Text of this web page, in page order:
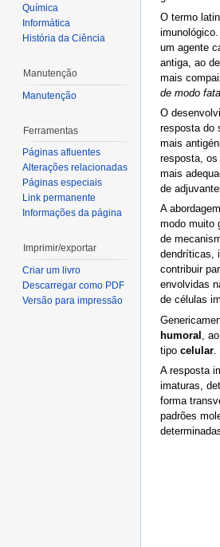
O termo
um agente
antiga, ao
mais
de modo
O
resposta do
mais
resposta, os
mais
de
A
modo muito
de
dendríticas,
contribuir
envolvidas
de células
humoral
,
tipo celular
A resposta
imaturas,
forma
padrões
Química
Informática
História da Ciência
Manutenção
Manutenção
Ferramentas
Páginas afluentes
Alterações relacionadas
Páginas especiais
Link permanente
Informações da página
Imprimir/exportar
Criar um livro
Descarregar como PDF
Versão para impressão